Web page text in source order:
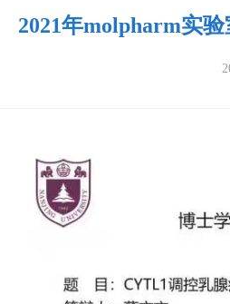
2021年molpharm实